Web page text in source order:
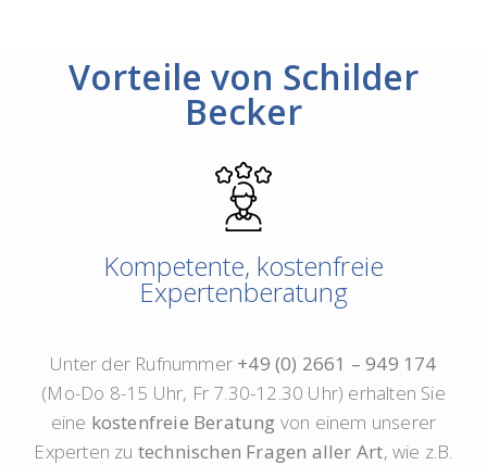
Vorteile von Schilder
Becker
Kompetente, kostenfreie
Expertenberatung
Unter der Rufnummer +49 (0) 2661 – 949 174
(Mo-Do 8-15 Uhr, Fr 7.30-12.30 Uhr) erhalten Sie
eine kostenfreie Beratung von einem unserer
Experten zu technischen Fragen aller Art, wie z.B.